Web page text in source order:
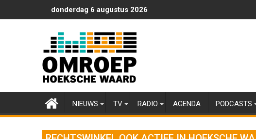
naar
donderdag 6 augustus 2026
NIEUWS TV RADIO AGENDA PODCASTS